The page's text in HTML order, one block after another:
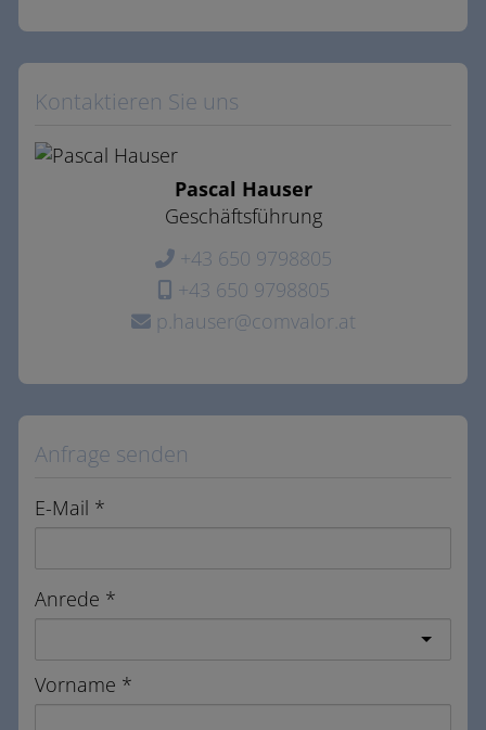
Kontaktieren Sie uns
Pascal Hauser
Geschäftsführung
+43 650 9798805
+43 650 9798805
p.hauser@comvalor.at
Anfrage senden
E-Mail
Anrede
Vorname